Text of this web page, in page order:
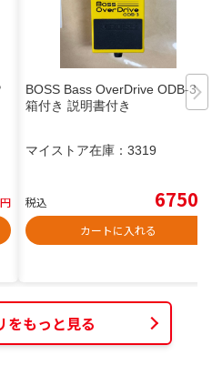
円
BOSS Bass OverDrive ODB-3
箱付き 説明書付き
マイストア在庫： 3319
税込 6750
カートに入れる
をもっと見る